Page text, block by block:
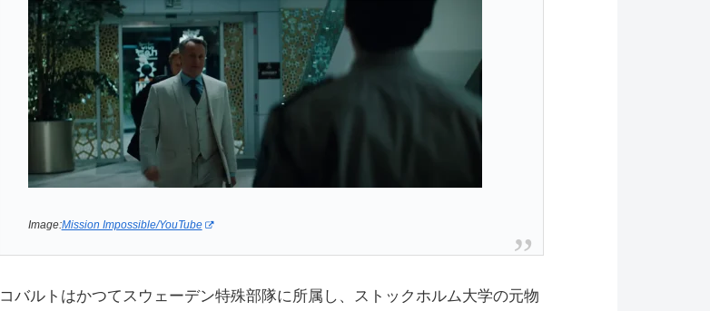
Image:Mission Impossible/YouTube
コバルトはかつてスウェーデン特殊部隊に所属し、ストックホルム大学の元物